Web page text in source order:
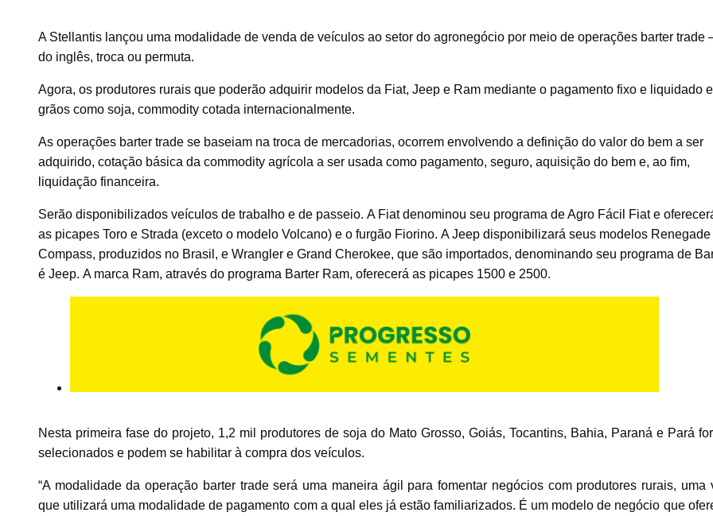
A Stellantis lançou uma modalidade de venda de veículos ao setor do agronegócio por meio de operações barter trade
do inglês, troca ou permuta.
Agora, os produtores rurais que poderão adquirir modelos da Fiat, Jeep e Ram mediante o pagamento fixo e liquidado
grãos como soja, commodity cotada internacionalmente.
As operações barter trade se baseiam na troca de mercadorias, ocorrem envolvendo a definição do valor do bem a ser
adquirido, cotação básica da commodity agrícola a ser usada como pagamento, seguro, aquisição do bem e, ao fim,
liquidação financeira.
Serão disponibilizados veículos de trabalho e de passeio. A Fiat denominou seu programa de Agro Fácil Fiat e
as picapes Toro e Strada (exceto o modelo Volcano) e o furgão Fiorino. A Jeep disponibilizará seus modelos Renegade
Compass, produzidos no Brasil, e Wrangler e Grand Cherokee, que são importados, denominando seu programa de
é Jeep. A marca Ram, através do programa Barter Ram, oferecerá as picapes 1500 e 2500.
Nesta primeira fase do projeto, 1,2 mil produtores de soja do Mato Grosso, Goiás, Tocantins, Bahia, Paraná e Pará
selecionados e podem se habilitar à compra dos veículos.
“A modalidade da operação barter trade será uma maneira ágil para fomentar negócios com produtores rurais, uma
que utilizará uma modalidade de pagamento com a qual eles já estão familiarizados. É um modelo de negócio que